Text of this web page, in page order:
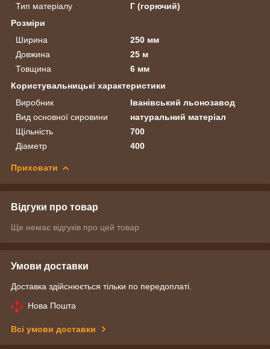
Тип матеріалу
Г (горючий)
Розміри
Ширина
250 мм
Довжина
25 м
Товщина
6 мм
Користувальницькі характеристики
Виробник
Іванівський льонозавод
Вид основної сировини
натуральний матеріал
Щільність
700
Діаметр
400
Приховати
Відгуки про товар
Ще немає відгуків про цей товар
Умови доставки
Доставка здійснюється тільки по передоплаті.
Нова Пошта
Всі умови доставки